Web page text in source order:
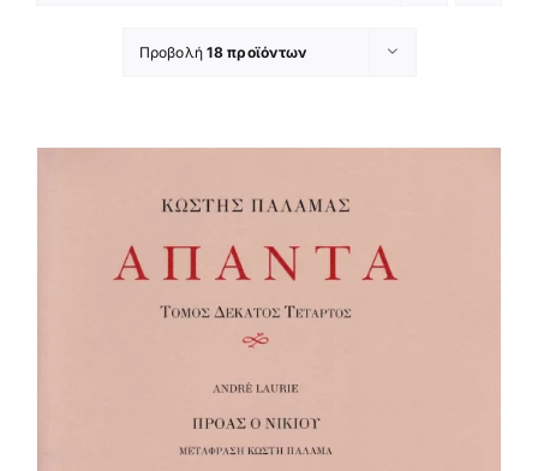
Προβολή18 προϊόντων